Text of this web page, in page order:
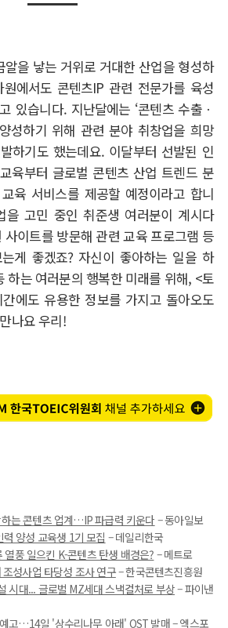
알을 낳는 거위로 거대한 산업을 형성하
에서도 콘텐츠IP 관련 전문가를 육성
있습니다. 지난달에는 ‘콘텐츠 수출ㆍ
성하기 위해 관련 분야 취창업을 희망
하기도 했는데요. 이달부터 선발된 인
육부터 글로벌 콘텐츠 산업 트렌드 분
육 서비스를 제공할 예정이라고 합니
을 고민 중인 취준생 여러분이 계시다
사이트를 방문해 관련 교육 프로그램 등
게 좋겠죠? 자신이 좋아하는 일을 하
하는 여러분의 행복한 미래를 위해, <토
에도 유용한 정보를 가지고 돌아오도
나요 우리!
는 콘텐츠 업계…IP 파급력 키운다 – 동아일보
양성 교육생 1기 모집 – 데일리한국
풍 일으킨 K-콘텐츠 탄생 배경은? – 메트로
성사업 타당성 조사 연구– 한국콘텐츠진흥원
시대... 글로벌 MZ세대 스낵컬처로 부상– 파이낸
고…14일 '상수리나무 아래' OST 발매– 엑스포